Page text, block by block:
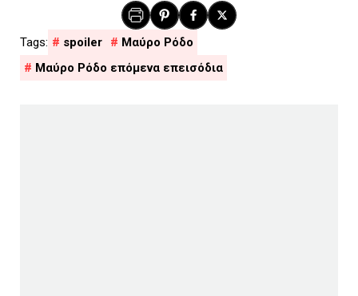
spoiler
Μαύρο Ρόδο
Μαύρο Ρόδο επόμενα επεισόδια